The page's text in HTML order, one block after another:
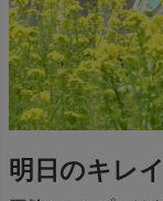
明日のキレ